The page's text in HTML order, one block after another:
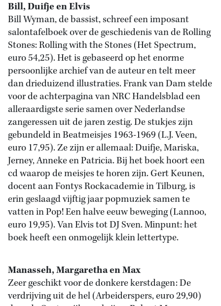
Bill, Duifje en Elvis
Bill Wyman, de bassist, schreef een imposant
salontafelboek over de geschiedenis van de Rolling
Stones: Rolling with the Stones (Het Spectrum,
euro 54,25). Het is gebaseerd op het enorme
persoonlijke archief van de auteur en telt meer
dan drieduizend illustraties. Frank van Dam stelde
voor de achterpagina van NRC Handelsblad een
alleraardigste serie samen over Nederlandse
zangeressen uit de jaren zestig. De stukjes zijn
gebundeld in Beatmeisjes 1963-1969 (L.J. Veen,
euro 17,95). Ze zijn er allemaal: Duifje, Mariska,
Jerney, Anneke en Patricia. Bij het boek hoort een
cd waarop de meisjes te horen zijn. Gert Keunen,
docent aan Fontys Rockacademie in Tilburg, is
erin geslaagd vijftig jaar popmuziek samen te
vatten in Pop! Een halve eeuw beweging (Lannoo,
euro 19,95). Van Elvis tot DJ Sven. Minpunt: het
boek heeft een onmogelijk klein lettertype.
Manasseh, Margaretha en Max
Zeer geschikt voor de donkere kerstdagen: De
verdrijving uit de hel (Arbeiderspers, euro 29,90)